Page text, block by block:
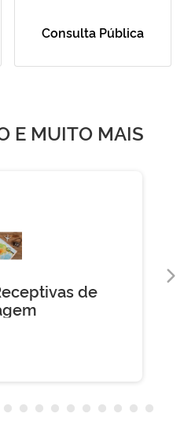
Consulta Pública
E MUITO MAIS
de